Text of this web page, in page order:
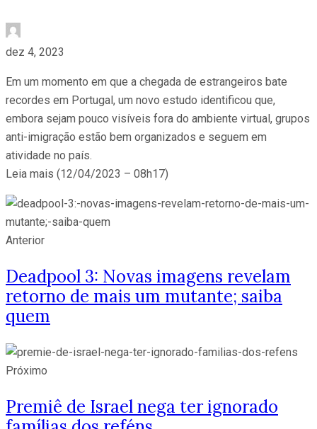
dez 4, 2023
Em um momento em que a chegada de estrangeiros bate
recordes em Portugal, um novo estudo identificou que,
embora sejam pouco visíveis fora do ambiente virtual, grupos
anti-imigração estão bem organizados e seguem em
atividade no país.
Leia mais (12/04/2023 – 08h17)
Anterior
Deadpool 3: Novas imagens revelam
retorno de mais um mutante; saiba
quem
Próximo
Premiê de Israel nega ter ignorado